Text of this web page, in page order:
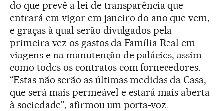
do que prevê a lei de transparência que
entrará em vigor em janeiro do ano que vem,
e graças à qual serão divulgados pela
primeira vez os gastos da Família Real em
viagens e na manutenção de palácios, assim
como todos os contratos com fornecedores.
“Estas não serão as últimas medidas da Casa,
que será mais permeável e estará mais aberta
à sociedade”, afirmou um porta-voz.